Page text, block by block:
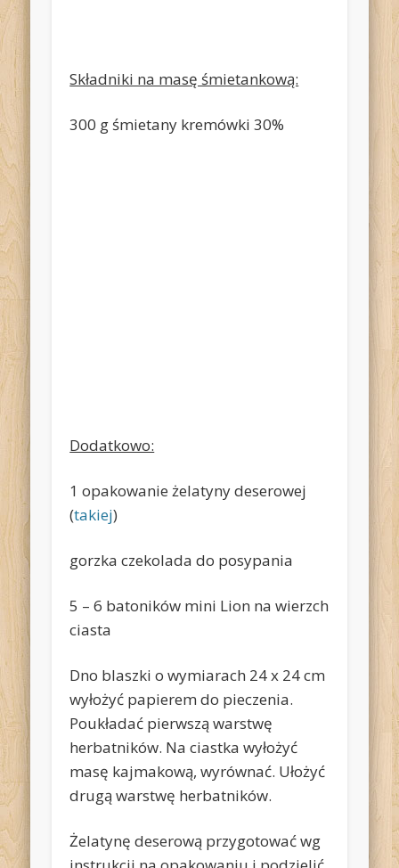
Składniki na masę śmietankową:
300 g śmietany kremówki 30%
Dodatkowo:
1 opakowanie żelatyny deserowej
(takiej)
gorzka czekolada do posypania
5 – 6 batoników mini Lion na wierzch
ciasta
Dno blaszki o wymiarach 24 x 24 cm
wyłożyć papierem do pieczenia.
Poukładać pierwszą warstwę
herbatników. Na ciastka wyłożyć
masę kajmakową, wyrównać. Ułożyć
drugą warstwę herbatników.
Żelatynę deserową przygotować wg